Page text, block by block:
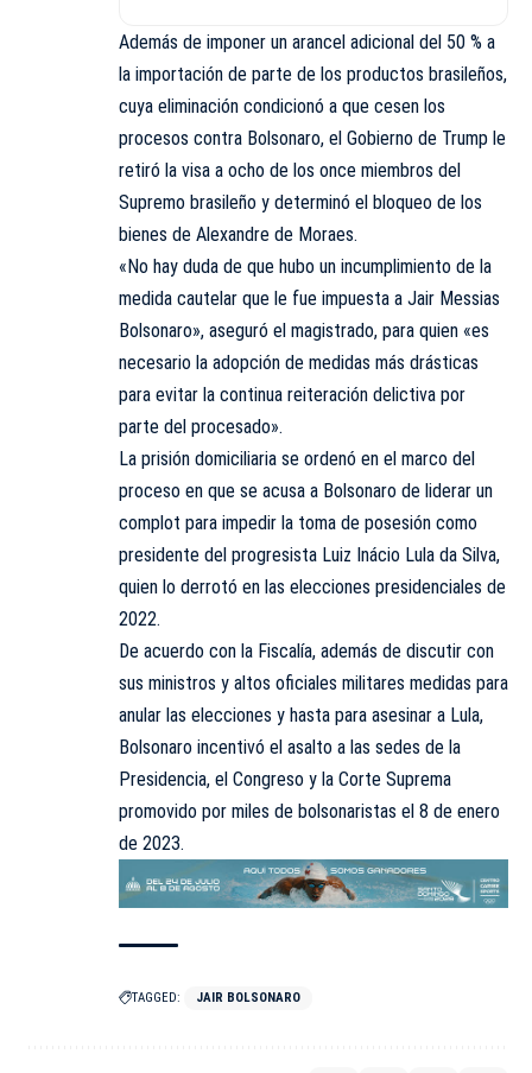
Además de imponer un arancel adicional del 50 % a
la importación de parte de los productos brasileños,
cuya eliminación condicionó a que cesen los
procesos contra Bolsonaro, el Gobierno de Trump le
retiró la visa a ocho de los once miembros del
Supremo brasileño y determinó el bloqueo de los
bienes de Alexandre de Moraes.
«No hay duda de que hubo un incumplimiento de la
medida cautelar que le fue impuesta a Jair Messias
Bolsonaro», aseguró el magistrado, para quien «es
necesario la adopción de medidas más drásticas
para evitar la continua reiteración delictiva por
parte del procesado».
La prisión domiciliaria se ordenó en el marco del
proceso en que se acusa a Bolsonaro de liderar un
complot para impedir la toma de posesión como
presidente del progresista Luiz Inácio Lula da Silva,
quien lo derrotó en las elecciones presidenciales de
2022.
De acuerdo con la Fiscalía, además de discutir con
sus ministros y altos oficiales militares medidas para
anular las elecciones y hasta para asesinar a Lula,
Bolsonaro incentivó el asalto a las sedes de la
Presidencia, el Congreso y la Corte Suprema
promovido por miles de bolsonaristas el 8 de enero
de 2023.
TAGGED: JAIR BOLSONARO